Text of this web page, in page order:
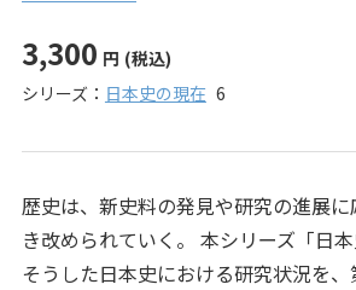
3,300 円 (税込)
シリーズ： 日本史の現在 6
歴史は、新史料の発見や研究の進展
き改められていく。 本シリーズ「日本
そうした日本史における研究状況を